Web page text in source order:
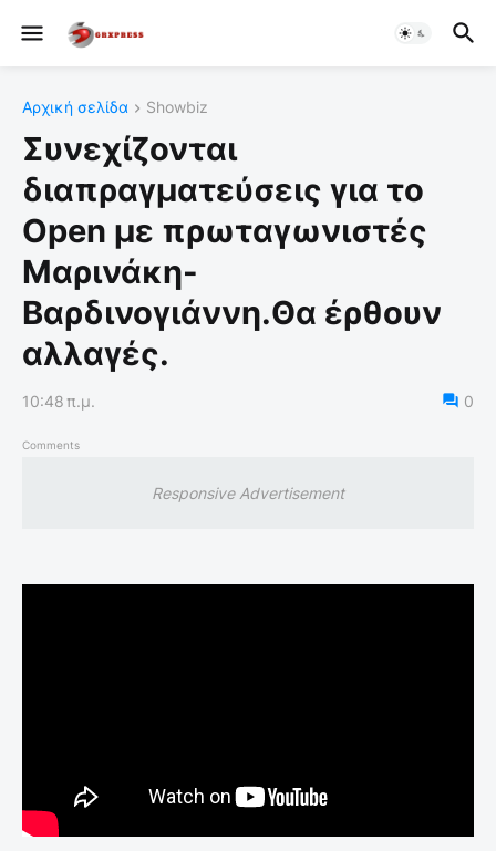
Αρχική σελίδα Showbiz
Συνεχίζονται
διαπραγματεύσεις για το
Open με πρωταγωνιστές
Μαρινάκη-
Βαρδινογιάννη.Θα έρθουν
αλλαγές.
10:48 π.μ. 0
Comments
Responsive Advertisement